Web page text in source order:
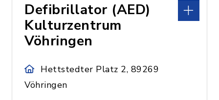
Defibrillator (AED)
Kulturzentrum
Vöhringen
Hettstedter Platz 2, 89269
Vöhringen